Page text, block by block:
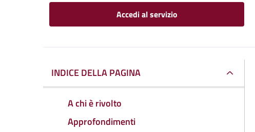
Accedi al servizio
INDICE DELLA PAGINA
A chi è rivolto
Approfondimenti